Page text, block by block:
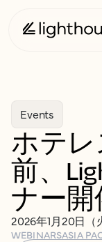
Events
ホテ
前、
ナー開
2026年1月20日（
WEBINARSASIA